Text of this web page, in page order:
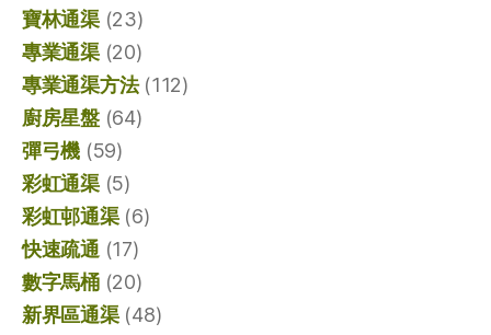
寶林通渠(23)
專業通渠(20)
專業通渠方法(112)
廚房星盤(64)
彈弓機 (59)
彩虹通渠(5)
彩虹邨通渠(6)
快速疏通(17)
數字馬桶(20)
新界區通渠(48)